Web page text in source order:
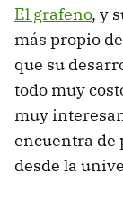
El grafeno, y
más propio
que su
todo muy
muy
encuentra de
desde la